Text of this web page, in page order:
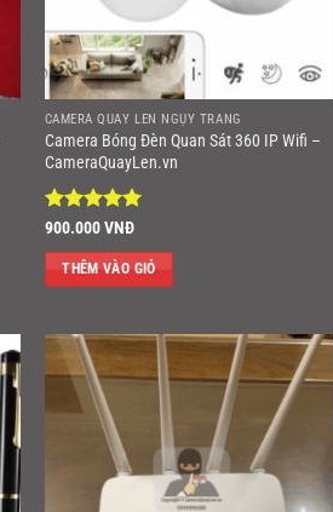
CAMERA QUAY LÉN NGỤY TRANG
Camera Bóng Đèn Quan Sát 360 IP Wifi –
CameraQuayLen.vn
Được xếp
sao
900.000VNĐ
THÊM VÀO GIỎ